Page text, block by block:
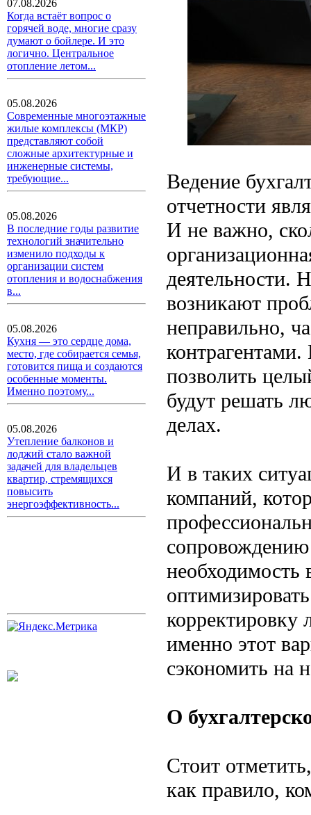
07.08.2026
Когда встаёт вопрос о
горячей воде, многие сразу
думают о бойлере. И это
логично. Центральное
отопление летом...
05.08.2026
Современные многоэтажные
жилые комплексы (МКР)
представляют собой
сложные архитектурные и
инженерные системы,
требующие...
05.08.2026
В последние годы развитие
технологий значительно
изменило подходы к
организации систем
отопления и водоснабжения
в...
05.08.2026
Кухня — это сердце дома,
место, где собирается семья,
готовится пища и создаются
особенные моменты.
Именно поэтому...
05.08.2026
Утепление балконов и
лоджий стало важной
задачей для владельцев
квартир, стремящихся
повысить
энергоэффективность...
Ведение
отчетности
И не важно,
деятельности.
возникают
неправильно,
позволить
будут решать
делах.
И в таких
компаний,
сопровождению
необходимость
именно этот
сэкономить на
О
Стоит
как правило,